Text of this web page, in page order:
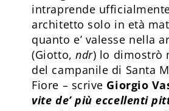
intraprende
architetto solo in età
quanto e’ valesse nella
(Giotto,ndr) lo dimostrò
del campanile di Santa
Fiore – scrive Giorgio
vite de’ più eccellenti